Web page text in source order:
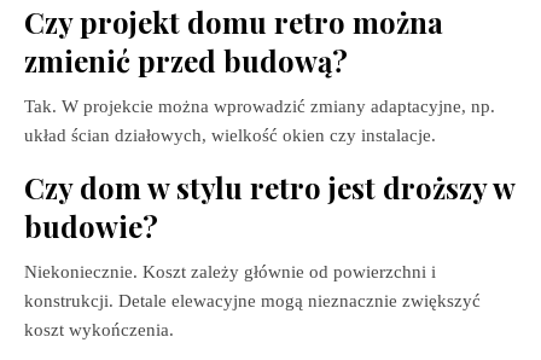
Czy projekt domu retro można
zmienić przed budową?
Tak. W projekcie można wprowadzić zmiany adaptacyjne, np.
układ ścian działowych, wielkość okien czy instalacje.
Czy dom w stylu retro jest droższy w
budowie?
Niekoniecznie. Koszt zależy głównie od powierzchni i
konstrukcji. Detale elewacyjne mogą nieznacznie zwiększyć
koszt wykończenia.